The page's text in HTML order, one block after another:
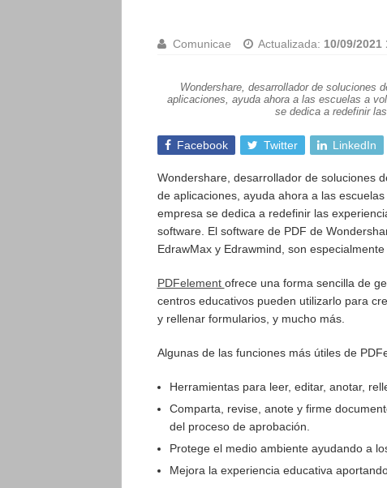
Comunicae Actualizada: 10/09/2021
Wondershare, desarrollador de soluciones
aplicaciones, ayuda ahora a las escuelas a
se dedica a redefinir
Facebook Twitter LinkedIn
Wondershare, desarrollador de soluciones
de aplicaciones, ayuda ahora a las
empresa se dedica a redefinir las
software. El software de PDF de
EdrawMax y Edrawmind, son
PDFelement ofrece una forma sencilla de
centros educativos pueden utilizarlo para
y rellenar formularios, y mucho más.
Algunas de las funciones más útiles de
Herramientas para leer, editar, anotar,
Comparta, revise, anote y firme
del proceso de aprobación.
Protege el medio ambiente ayudando a
Mejora la experiencia educativa